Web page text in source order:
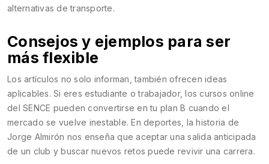
alternativas de transporte.
Consejos y ejemplos para ser
más flexible
Los artículos no solo informan, también ofrecen ideas
aplicables. Si eres estudiante o trabajador, los cursos online
del SENCE pueden convertirse en tu plan B cuando el
mercado se vuelve inestable. En deportes, la historia de
Jorge Almirón nos enseña que aceptar una salida anticipada
de un club y buscar nuevos retos puede revivir una carrera.